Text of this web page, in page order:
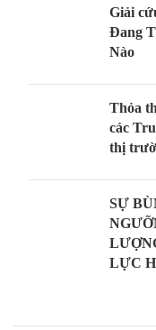
Giải
Đang
Nào
Thỏa
các
thị
SỰ
LỰC